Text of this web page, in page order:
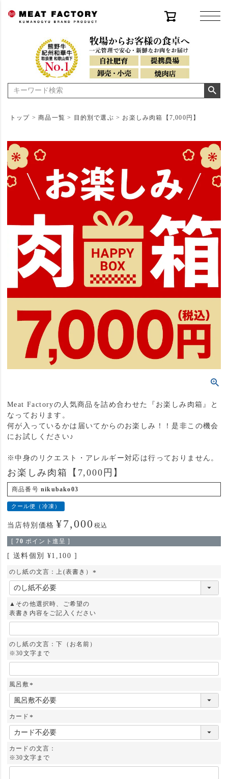
トップ 商品一覧 目的別で選ぶ お楽しみ肉箱【7,000円】
Meat Factoryの人気商品を詰め合わせた『お楽しみ肉箱』と
なっております。
何が入っているかは届いてからのお楽しみ！！是非この機会
にお試しください♪
※中身のリクエスト・アレルギー対応は行っておりません。
お楽しみ肉箱【7,000円】
商品番号 nikubako03
クール便（冷凍）
当店特別価格 ¥7,000 税込
[ 70 ポイント進呈 ]
送料個別 ¥1,100
のし紙の文言：上(表書き）
(
)
▲その他選択時、ご希望の
表書き内容をご記入ください
のし紙の文言：下（お名前）
※30文字まで
風呂敷
(
必
須
カード
(
必
須
)
カードの文言：
※30文字まで